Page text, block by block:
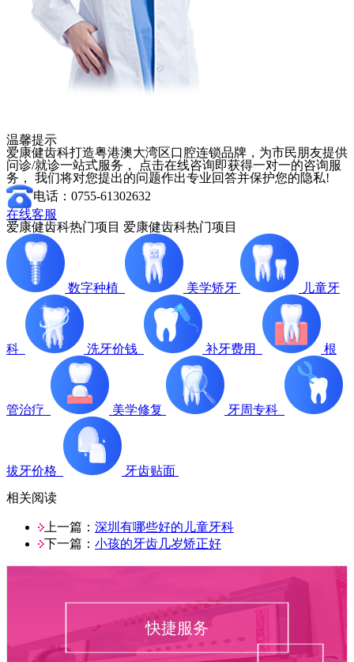
温馨提示
爱康健齿科打造粤港澳大湾区口腔连锁品牌，为市民朋友提供
问诊/就诊一站式服务， 点击在线咨询即获得一对一的咨询服
务， 我们将对您提出的问题作出专业回答并保护您的隐私!
电话：0755-61302632
在线客服
爱康健齿科热门项目 爱康健齿科热门项目
数字种植 美学矫牙 儿童牙
科 洗牙价钱 补牙费用 根
管治疗 美学修复 牙周专科
拔牙价格
牙齿贴面
相关阅读
上一篇： 深圳有哪些好的儿童牙科
下一篇： 小孩的牙齿几岁矫正好
快捷服务